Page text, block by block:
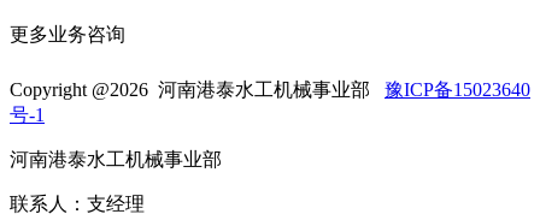
更多业务咨询
Copyright @2026 河南港泰水工机械事业部 豫ICP备15023640
号-1
河南港泰水工机械事业部
联系人：支经理